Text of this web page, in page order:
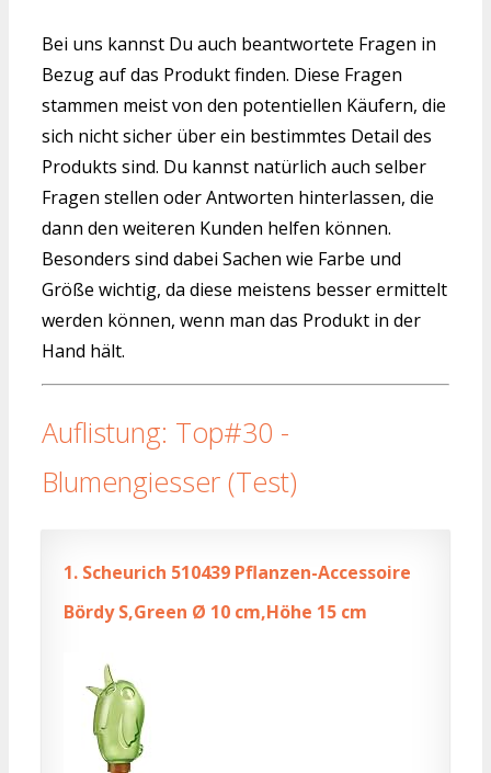
Bei uns kannst Du auch beantwortete Fragen in
Bezug auf das Produkt finden. Diese Fragen
stammen meist von den potentiellen Käufern, die
sich nicht sicher über ein bestimmtes Detail des
Produkts sind. Du kannst natürlich auch selber
Fragen stellen oder Antworten hinterlassen, die
dann den weiteren Kunden helfen können.
Besonders sind dabei Sachen wie Farbe und
Größe wichtig, da diese meistens besser ermittelt
werden können, wenn man das Produkt in der
Hand hält.
Auflistung: Top#30 -
Blumengiesser (Test)
1. Scheurich 510439 Pflanzen-Accessoire
Bördy S,Green Ø 10 cm,Höhe 15 cm